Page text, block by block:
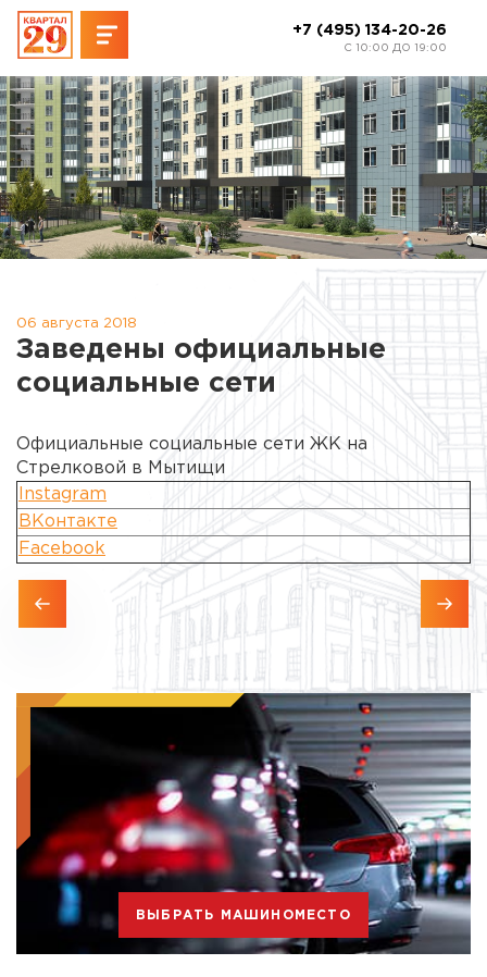
+7 (495) 134-20-26
C 10:00 ДО 19:00
06 августа 2018
Заведены официальные
социальные сети
Официальные социальные сети ЖК на
Стрелковой в Мытищи
Instagram
ВКонтакте
Facebook
ВЫБРАТЬ МАШИНОМЕСТО